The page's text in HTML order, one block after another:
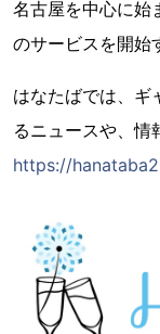
名古屋を中心に始
のサービスを開始
はなたばでは、ギ
るニュースや、情
https://